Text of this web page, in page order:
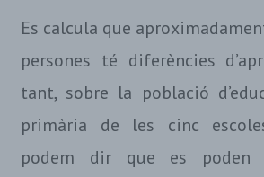
Es calcula que
persones té diferències
tant, sobre la població
primària de les cinc
podem dir que es poden